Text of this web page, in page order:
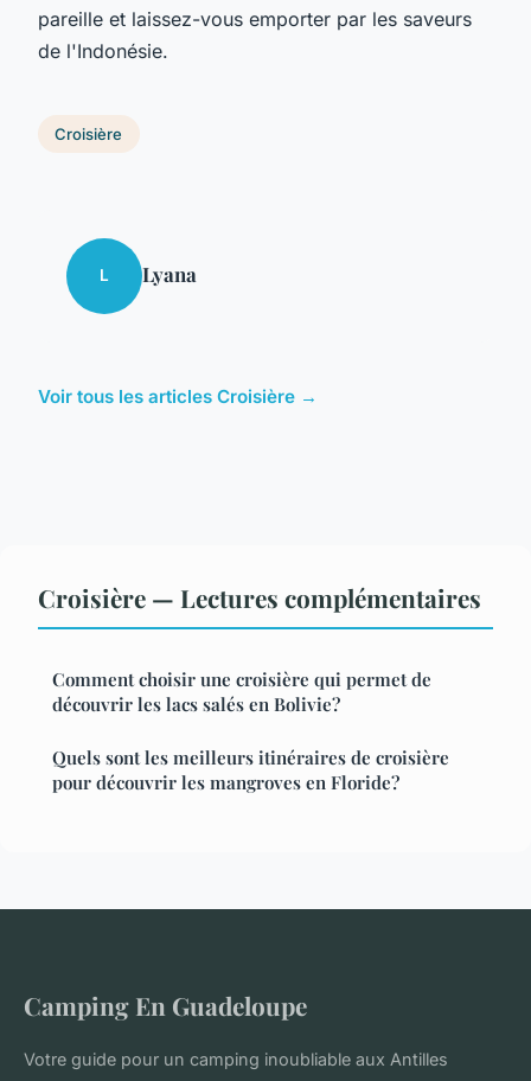
pareille et laissez-vous emporter par les saveurs
de l'Indonésie.
Croisière
L Lyana
Voir tous les articles Croisière →
Croisière — Lectures complémentaires
Comment choisir une croisière qui permet de
découvrir les lacs salés en Bolivie?
Quels sont les meilleurs itinéraires de croisière
pour découvrir les mangroves en Floride?
Camping En Guadeloupe
Votre guide pour un camping inoubliable aux Antilles